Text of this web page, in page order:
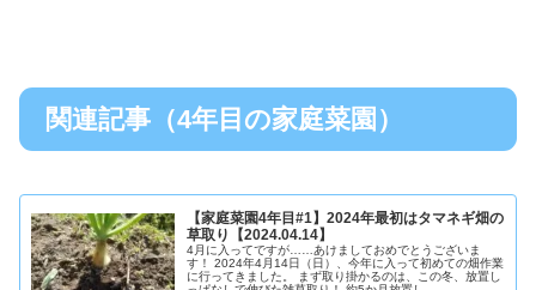
関連記事（4年目の家庭菜園）
【家庭菜園4年目#1】2024年最初はタマネギ畑の
草取り【2024.04.14】
4月に入ってですが……あけましておめでとうございま
す！ 2024年4月14日（日）、今年に入って初めての畑作業
に行ってきました。 まず取り掛かるのは、この冬、放置し